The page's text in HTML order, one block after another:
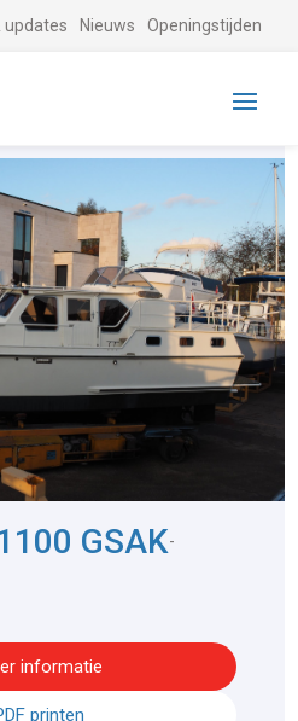
updates Nieuws Openingstijden
GSAK-
informatie
printen